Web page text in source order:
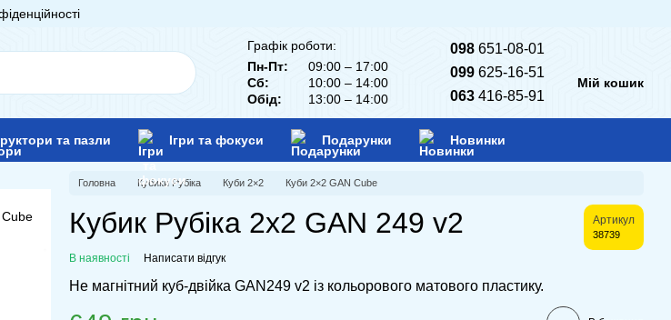
Графік роботи:
Пн-Пт:
09:00 – 17:00
Сб:
10:00 – 14:00
Обід:
13:00 – 14:00
098651-08-01
099625-16-51
063416-85-91
Мій кошик
та пазли Ігри та фокуси Подарунки Новинки
Головна Кубики Рубіка Куби 2×2 Куби 2×2 GAN Cube
Кубик Рубіка 2x2 GAN 249 v2 Артикул
38739
В наявності Написати відгук
Не магнітний куб-двійка GAN249 v2 із кольорового матового пластику.